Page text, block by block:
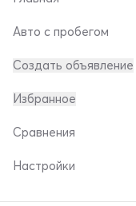
Авто с пробегом
Создать объявление
Избранное
Сравнения
Настройки